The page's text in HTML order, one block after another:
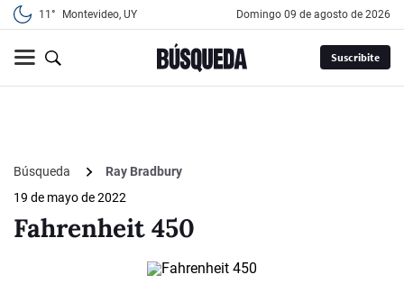
11° Montevideo, UY domingo 09 de agosto de 2026
Suscribite
Búsqueda
Ray Bradbury
19 de mayo de 2022
Fahrenheit 450